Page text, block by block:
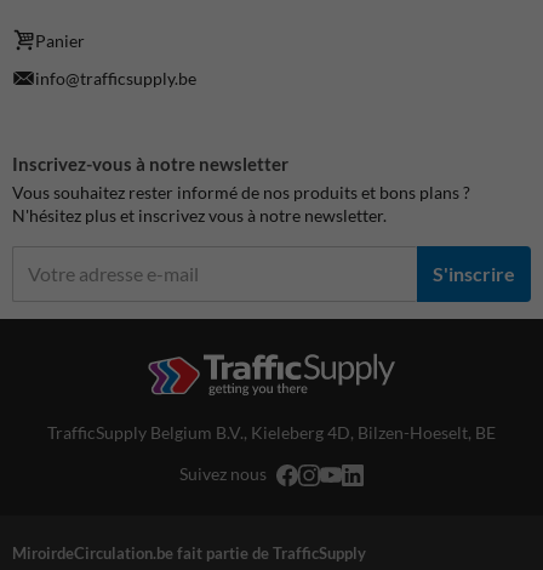
Panier
info@trafficsupply.be
Inscrivez-vous à notre newsletter
Vous souhaitez rester informé de nos produits et bons plans ?
N'hésitez plus et inscrivez vous à notre newsletter.
S'inscrire
TrafficSupply Belgium B.V., Kieleberg 4D, Bilzen-Hoeselt, BE
Suivez nous
MiroirdeCirculation.be fait partie de TrafficSupply